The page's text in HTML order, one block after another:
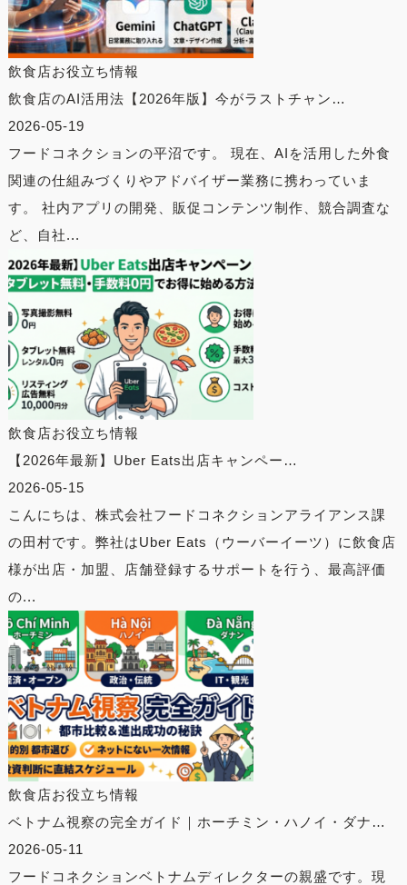
飲食店お役立ち情報
飲食店のAI活用法【2026年版】今がラストチャン…
2026-05-19
フードコネクションの平沼です。 現在、AIを活用した外食
関連の仕組みづくりやアドバイザー業務に携わっていま
す。 社内アプリの開発、販促コンテンツ制作、競合調査な
ど、自社...
飲食店お役立ち情報
【2026年最新】Uber Eats出店キャンペー…
2026-05-15
こんにちは、株式会社フードコネクションアライアンス課
の田村です。弊社はUber Eats（ウーバーイーツ）に飲食店
様が出店・加盟、店舗登録するサポートを行う、最高評価
の...
飲食店お役立ち情報
ベトナム視察の完全ガイド｜ホーチミン・ハノイ・ダナ…
2026-05-11
フードコネクションベトナムディレクターの親盛です。現